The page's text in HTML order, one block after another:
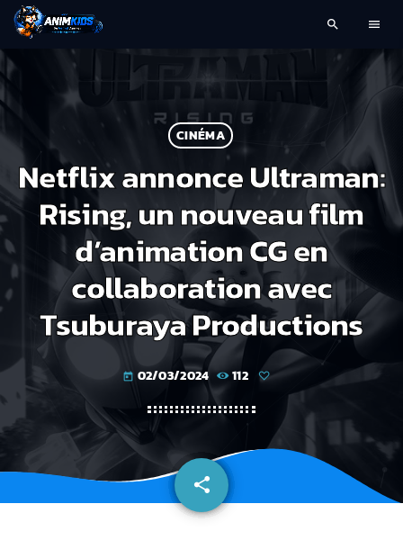
search menu
CINÉMA
Netflix annonce Ultraman:
Rising, un nouveau film
d’animation CG en
collaboration avec
Tsuburaya Productions
today 02/03/2024 112
share
email